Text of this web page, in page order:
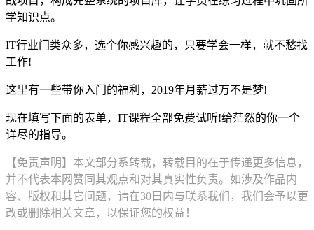
学知识点。
IT行业门类众多，选个你感兴趣的，只要学会一样，就不愁找
工作!
这里有一些带你入门的福利，2019年月薪过万不是梦!
现在填写下面的表单，IT课程全部免费试听!给茫然的你一个
详尽的指导。
【免责声明】本文部分系转载，转载目的在于传递更多信息，
并不代表本网赞同其观点和对其真实性负责。如涉及作品内
容、版权和其它问题，请在30日内与联系我们，我们会予以更
改或删除相关文章，以保证您的权益！